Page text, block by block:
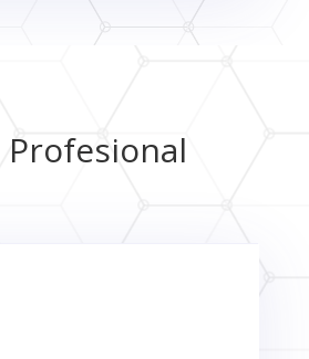
Profesional